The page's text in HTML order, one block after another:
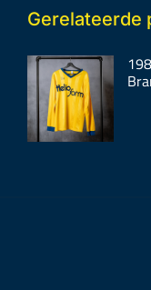
Gerelateerde